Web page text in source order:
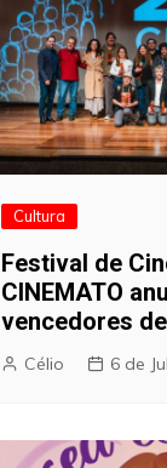
Cultura
Festival de
CINEMATO
vencedores
Célio 6 de